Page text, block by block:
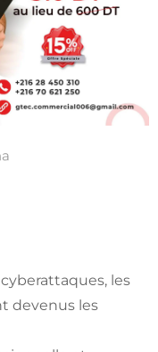
les
devenus les